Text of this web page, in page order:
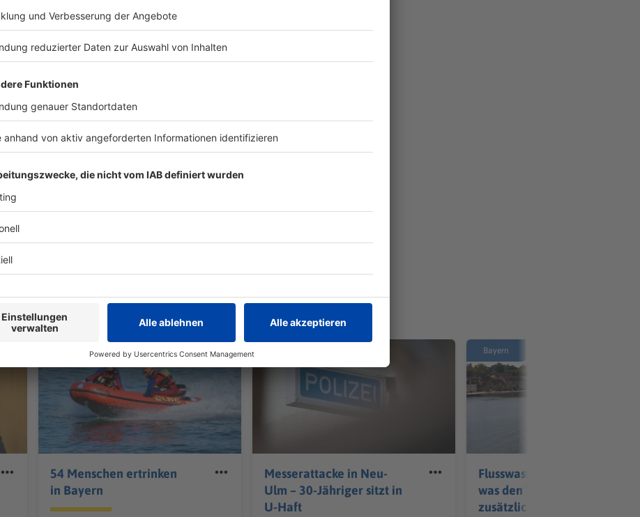
vor gefährlichem
des Einsatzes Schaulustige auf, das Einsatzgebiet zu
Sanitäts-Einsatzleiter Michael Seitz: «Menschen sind
gekommen und standen im Rauch. Das ist
unverständlich.»
wenn man die Gefahr nicht sofort sehe
appellieren: Meiden Sie Einsatzstellen.
dorthin. Halten Sie Abstand, halten Sie
Ihre Kinder und die Einsatzkräfte nicht unnötig in
sich zunächst auf deutlich mehr Verletzte
gedrückt wurde. Doch letztlich lief es
Menschen mussten ihr Haus wegen der
54 Menschen ertrinken
in Bayern
Messerattacke in Neu-
Ulm – 30-Jähriger sitzt in
U-Haft
Bayern
Flusswasser zu warm -
was den Tieren
zusätzlich schadet